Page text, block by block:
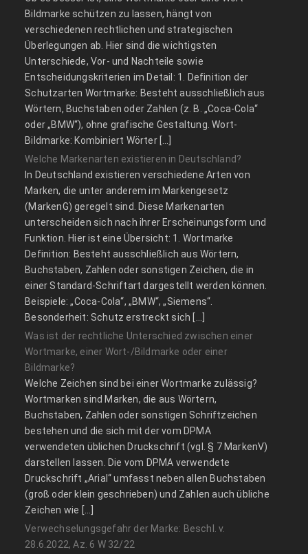
Bildmarke schützen zu lassen, hängt von
verschiedenen rechtlichen und strategischen
Überlegungen ab. Hier sind die wichtigsten
Unterschiede, Vor- und Nachteile sowie
Entscheidungskriterien im Detail: 1. Definition der
Schutzarten Wortmarke: Besteht ausschließlich aus
Wörtern, Buchstaben oder Zahlen (z. B. „Coca-Cola“
oder „BMW“), ohne grafische Gestaltung. Wort-
Bildmarke: Kombiniert Wörter […]
Welche Markenarten existieren in Deutschland?
In Deutschland existieren verschiedene Arten von
Marken, die unter anderem im Markengesetz
(MarkenG) geregelt sind. Diese Markenarten
unterscheiden sich nach ihrer Erscheinungsform und
Funktion. Hier ist eine Übersicht: 1. Wortmarke
Definition: Besteht ausschließlich aus Wörtern,
Buchstaben, Zahlen oder sonstigen Zeichen, die in
einer Standard-Schriftart dargestellt werden können.
Beispiele: „Coca-Cola“, „BMW“, „Siemens“.
Besonderheit: Schutz erstreckt sich […]
Was ist der rechtliche Unterschied zwischen einer
Wortmarke, einer Wort-/Bildmarke oder einer
Bildmarke?
Welche Zeichen sind bei einer Wortmarke zulässig?
Wortmarken sind Marken, die aus Wörtern,
Buchstaben, Zahlen oder sonstigen Schriftzeichen
bestehen und die sich mit der vom DPMA
verwendeten üblichen Druckschrift (vgl. § 7 MarkenV)
darstellen lassen. Die vom DPMA verwendete
Druckschrift „Arial“ umfasst neben allen Buchstaben
(groß oder klein geschrieben) und Zahlen auch übliche
Zeichen wie […]
Verwechselungsgefahr der Marke: Beschl. v.
28.6.2022, Az. 6 W 32/22